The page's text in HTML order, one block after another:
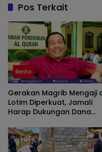
Pos Terkait
Berita
Gerakan Magrib Mengaji
Lotim Diperkuat, Jamali
Harap Dukungan Dana